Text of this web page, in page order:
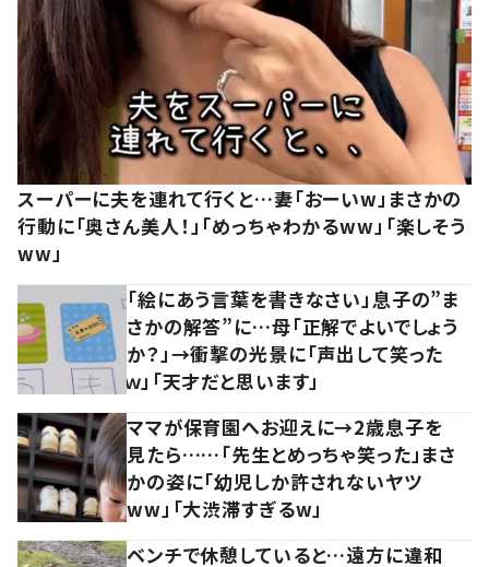
スーパーに夫を連れて行くと…妻「おーいw」まさかの
行動に「奥さん美人！」「めっちゃわかるww」「楽しそう
ww」
「絵にあう言葉を書きなさい」息子の”ま
さかの解答”に…母「正解でよいでしょう
か？」→衝撃の光景に「声出して笑った
ｗ」「天才だと思います」
ママが保育園へお迎えに→2歳息子を
見たら……「先生とめっちゃ笑った」まさ
かの姿に「幼児しか許されないヤツ
ww」「大渋滞すぎるw」
ベンチで休憩していると…遠方に違和